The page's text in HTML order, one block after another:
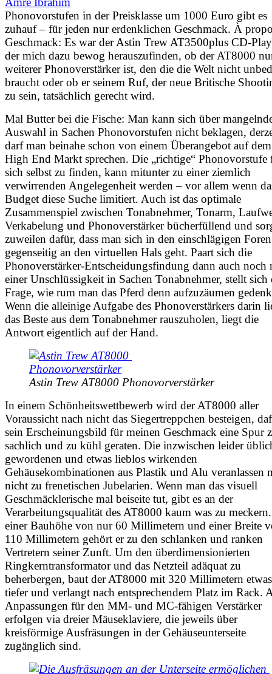
Phonovorstufen in der Preisklasse um 1000 Euro gibt es
zuhauf – für jeden nur erdenklichen Geschmack. À
Geschmack: Es war der Astin Trew AT3500plus CD-
der mich dazu bewog herauszufinden, ob der AT8000
weiterer Phonoverstärker ist, den die die Welt nicht
braucht oder ob er seinem Ruf, der neue Britische
zu sein, tatsächlich gerecht wird.
Mal Butter bei die Fische: Man kann sich über
Auswahl in Sachen Phonovorstufen nicht beklagen,
darf man beinahe schon von einem Überangebot auf dem
High End Markt sprechen. Die „richtige“ Phonovorstufe
sich selbst zu finden, kann mitunter zu einer ziemlich
verwirrenden Angelegenheit werden – vor allem wenn
Budget diese Suche limitiert. Auch ist das optimale
Zusammenspiel zwischen Tonabnehmer, Tonarm,
Verkabelung und Phonoverstärker bücherfüllend und
zuweilen dafür, dass man sich in den einschlägigen Foren
gegenseitig an den virtuellen Hals geht. Paart sich die
Phonoverstärker-Entscheidungsfindung dann auch noch
einer Unschlüssigkeit in Sachen Tonabnehmer, stellt sich
Frage, wie rum man das Pferd denn aufzuzäumen
Wenn die alleinige Aufgabe des Phonoverstärkers darin
das Beste aus dem Tonabnehmer rauszuholen, liegt die
Antwort eigentlich auf der Hand.
Astin Trew AT8000 Phonovorverstärker
In einem Schönheitswettbewerb wird der AT8000 aller
Voraussicht nach nicht das Siegertreppchen besteigen,
sein Erscheinungsbild für meinen Geschmack eine Spur
sachlich und zu kühl geraten. Die inzwischen leider
gewordenen und etwas lieblos wirkenden
Gehäusekombinationen aus Plastik und Alu veranlassen
nicht zu frenetischen Jubelarien. Wenn man das visuell
Geschmäcklerische mal beiseite tut, gibt es an der
Verarbeitungsqualität des AT8000 kaum was zu
einer Bauhöhe von nur 60 Millimetern und einer Breite
110 Millimetern gehört er zu den schlanken und ranken
Vertretern seiner Zunft. Um den überdimensionierten
Ringkerntransformator und das Netzteil adäquat zu
beherbergen, baut der AT8000 mit 320 Millimetern etwas
tiefer und verlangt nach entsprechendem Platz im Rack.
Anpassungen für den MM- und MC-fähigen Verstärker
erfolgen via dreier Mäuseklaviere, die jeweils über
kreisförmige Ausfräsungen in der Gehäuseunterseite
zugänglich sind.